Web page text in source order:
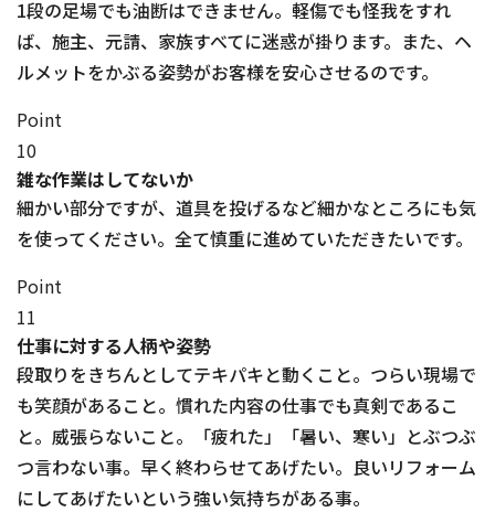
1段の足場でも油断はできません。軽傷でも怪我をすれ
ば、施主、元請、家族すべてに迷惑が掛ります。また、ヘ
ルメットをかぶる姿勢がお客様を安心させるのです。
Point
10
雑な作業はしてないか
細かい部分ですが、道具を投げるなど細かなところにも気
を使ってください。全て慎重に進めていただきたいです。
Point
11
仕事に対する人柄や姿勢
段取りをきちんとしてテキパキと動くこと。つらい現場で
も笑顔があること。慣れた内容の仕事でも真剣であるこ
と。威張らないこと。「疲れた」「暑い、寒い」とぶつぶ
つ言わない事。早く終わらせてあげたい。良いリフォーム
にしてあげたいという強い気持ちがある事。